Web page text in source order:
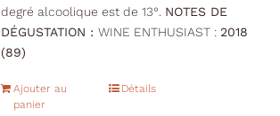
degré alcoolique est de 13°. NOTES DE
DÉGUSTATION : WINE ENTHUSIAST : 2018
(89)
Ajouter au
panier
Détails